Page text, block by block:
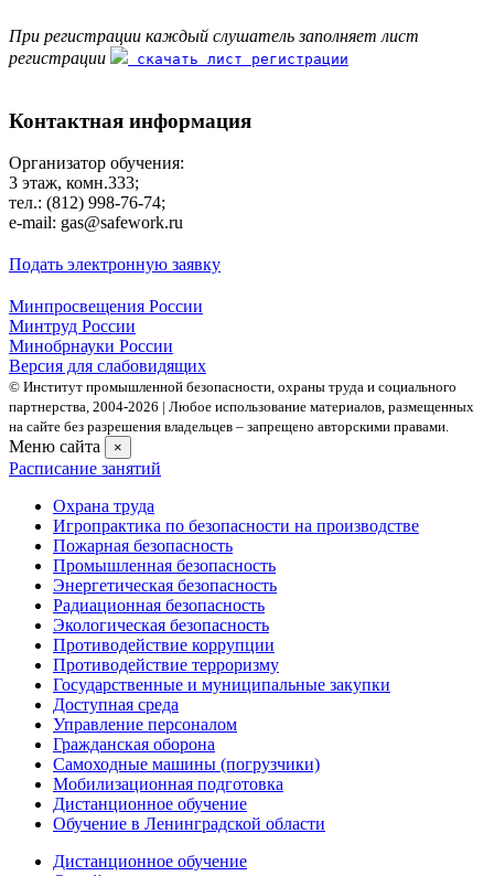
При регистрации каждый слушатель заполняет лист
регистрации
скачать лист регистрации
Контактная информация
Организатор обучения:
3 этаж, комн.333;
тел.: (812) 998-76-74;
e-mail: gas@safework.ru
Подать электронную заявку
Минпросвещения России
Минтруд России
Минобрнауки России
Версия для слабовидящих
© Институт промышленной безопасности, охраны труда и социального
партнерства, 2004- 2026 | Любое использование материалов, размещенных
на сайте без разрешения владельцев – запрещено авторскими правами.
Меню сайта ×
Расписание занятий
Охрана труда
Игропрактика по безопасности на производстве
Пожарная безопасность
Промышленная безопасность
Энергетическая безопасность
Радиационная безопасность
Экологическая безопасность
Противодействие коррупции
Противодействие терроризму
Государственные и муниципальные закупки
Доступная среда
Управление персоналом
Гражданская оборона
Самоходные машины (погрузчики)
Мобилизационная подготовка
Дистанционное обучение
Обучение в Ленинградской области
Дистанционное обучение